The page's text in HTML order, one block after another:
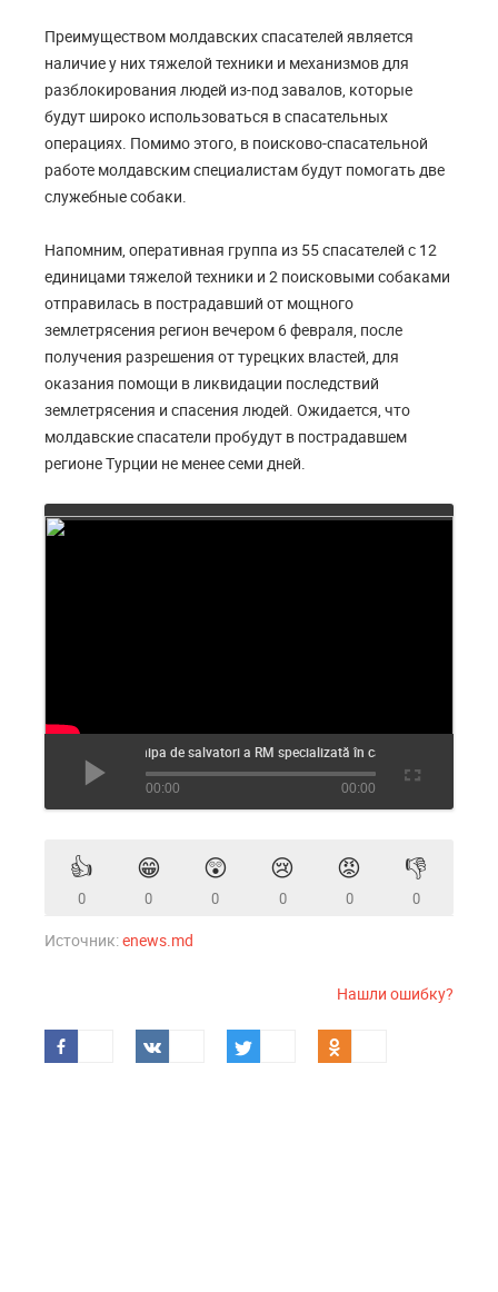
Преимуществом молдавских спасателей является
наличие у них тяжелой техники и механизмов для
разблокирования людей из-под завалов, которые
будут широко использоваться в спасательных
операциях. Помимо этого, в поисково-спасательной
работе молдавским специалистам будут помогать две
служебные собаки.
Напомним, оперативная группа из 55 спасателей с 12
единицами тяжелой техники и 2 поисковыми собаками
отправилась в пострадавший от мощного
землетрясения регион вечером 6 февраля, после
получения разрешения от турецких властей, для
оказания помощи в ликвидации последствий
землетрясения и спасения людей. Ожидается, что
молдавские спасатели пробудут в пострадавшем
регионе Турции не менее семи дней.
Echipa de salvatori a RM specializată în căutare-salvare
00:00 00:00
👍
0
😁
0
😲
0
😢
0
😡
0
👎
0
Источник:enews.md
Нашли ошибку?